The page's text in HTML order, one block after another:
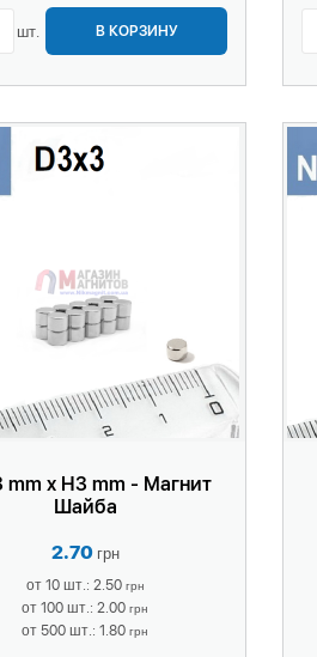
шт. В КОРЗИНУ
mm x H3 mm - Магнит
Шайба
2.70 грн
от 10 шт.: 2.50 грн
от 100 шт.: 2.00 грн
от 500 шт.: 1.80 грн